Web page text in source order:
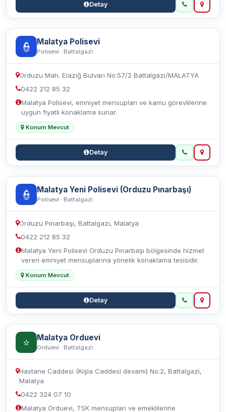
Detay
👮 Malatya Polisevi
Polisevi · Battalgazi̇
Orduzu Mah. Elazığ Bulvarı No:57/2 Battalgazi/MALATYA
0422 212 85 32
Malatya Polisevi, emniyet mensupları ve kamu görevlilerine
uygun fiyatlı konaklama sunar.
Konum Mevcut
Detay
👮 Malatya Yeni Polisevi (Orduzu Pınarbaşı)
Polisevi · Battalgazi̇
Orduzu Pınarbaşı, Battalgazi, Malatya
0422 212 85 32
Malatya Yeni Polisevi Orduzu Pınarbaşı bölgesinde hizmet
veren emniyet mensuplarına yönelik konaklama tesisidir.
Konum Mevcut
Detay
⭐ Malatya Orduevi
Orduevi · Battalgazi̇
Hastane Caddesi (Kışla Caddesi devamı) No:2, Battalgazi,
Malatya
0422 324 07 10
Malatya Orduevi, TSK mensupları ve emeklilerine